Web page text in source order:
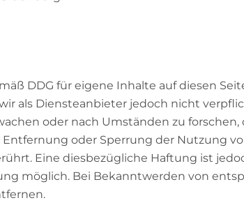
DDG für eigene Inhalte auf diesen
als Diensteanbieter jedoch nicht
oder nach Umständen zu
oder Sperrung der Nutzung
Eine diesbezügliche Haftung ist
möglich. Bei Bekanntwerden von